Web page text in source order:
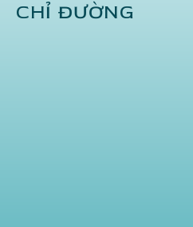
CHỈ ĐƯỜNG